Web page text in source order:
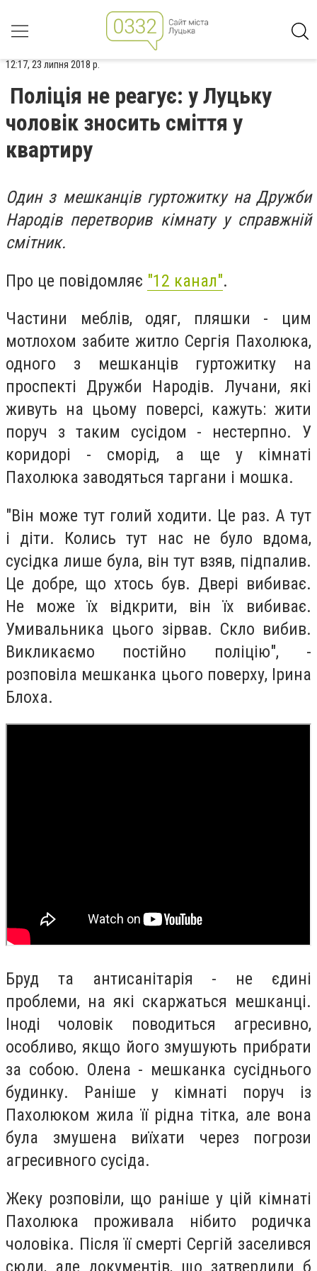
12:17, 23 липня 2018 р.
Поліція не реагує: у Луцьку
чоловік зносить сміття у
квартиру
Один з мешканців гуртожитку на Дружби
Народів перетворив кімнату у справжній
смітник.
Про це повідомляє "12 канал".
Частини меблів, одяг, пляшки - цим
мотлохом забите житло Сергія Пахолюка,
одного з мешканців гуртожитку на
проспекті Дружби Народів. Лучани, які
живуть на цьому поверсі, кажуть: жити
поруч з таким сусідом - нестерпно. У
коридорі - сморід, а ще у кімнаті
Пахолюка заводяться таргани і мошка.
"Він може тут голий ходити. Це раз. А тут
і діти. Колись тут нас не було вдома,
сусідка лише була, він тут взяв, підпалив.
Це добре, що хтось був. Двері вибиває.
Не може їх відкрити, він їх вибиває.
Умивальника цього зірвав. Скло вибив.
Викликаємо постійно поліцію", -
розповіла мешканка цього поверху, Ірина
Блоха.
Бруд та антисанітарія - не єдині
проблеми, на які скаржаться мешканці.
Іноді чоловік поводиться агресивно,
особливо, якщо його змушують прибрати
за собою. Олена - мешканка сусіднього
будинку. Раніше у кімнаті поруч із
Пахолюком жила її рідна тітка, але вона
була змушена виїхати через погрози
агресивного сусіда.
Жеку розповіли, що раніше у цій кімнаті
Пахолюка проживала нібито родичка
чоловіка. Після її смерті Сергій заселився
сюди, але документів, що затвердили б